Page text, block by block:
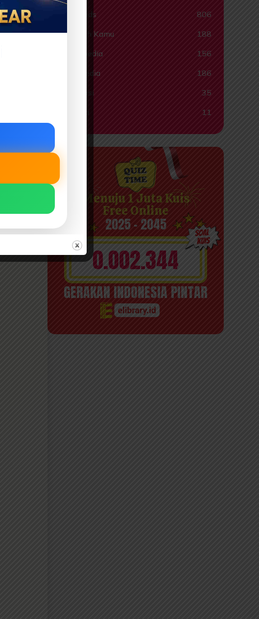
Smartkids
806
Tahukah Kamu
188
Tokohpedia
156
Videopedia
186
Informasi
35
11
Menuju 1 Juta Kuis
Free Online
2025 - 2045
0.002.344
GERAKAN INDONESIA PINTAR